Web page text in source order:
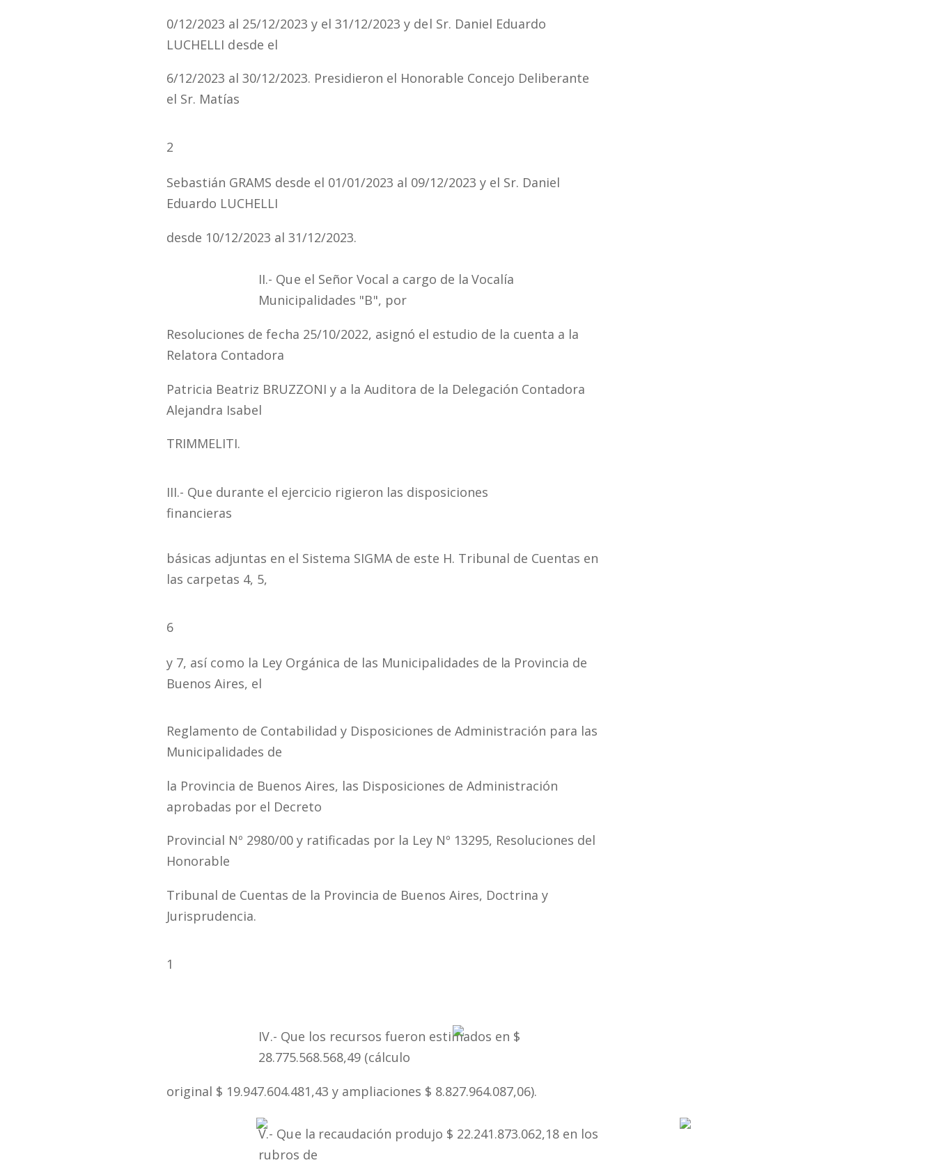
0/12/2023 al 25/12/2023 y el 31/12/2023 y del Sr. Daniel Eduardo
LUCHELLI desde el
6/12/2023 al 30/12/2023. Presidieron el Honorable Concejo Deliberante
el Sr. Matías
2
Sebastián GRAMS desde el 01/01/2023 al 09/12/2023 y el Sr. Daniel
Eduardo LUCHELLI
desde 10/12/2023 al 31/12/2023.
II.- Que el Señor Vocal a cargo de la Vocalía
Municipalidades "B", por
Resoluciones defecha 25/10/2022, asignó el estudio de la cuenta a la
Relatora Contadora
Patricia Beatriz BRUZZONI y a la Auditora de la Delegación Contadora
Alejandra Isabel
TRIMMELITI.
III.- Que durante el ejercicio rigieron las disposiciones
financieras
básicas adjuntas en el Sistema SIGMA de este H. Tribunal de Cuentas en
las carpetas 4, 5,
6
y 7, así como la Ley Orgánica de las Municipalidades de la Provincia de
Buenos Aires, el
Reglamento de Contabilidad y Disposiciones de Administración para las
Municipalidades de
la Provincia de Buenos Aires, las Disposiciones de Administración
aprobadas por el Decreto
Provincial Nº 2980/00 y ratificadas por la Ley Nº 13295, Resoluciones del
Honorable
Tribunal de Cuentas de la Provincia de Buenos Aires, Doctrina y
Jurisprudencia.
1
IV.- Que los recursos fueron estimados en $
28.775.568.568,49 (cálculo
original $ 19.947.604.481,43 y ampliaciones $ 8.827.964.087,06).
V.- Que la recaudación produjo $ 22.241.873.062,18 en los
rubros de